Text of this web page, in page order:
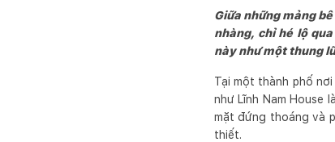
Giữa những mảng
nhàng, chỉ hé lộ
này như một thung
Tại một thành phố
như Lĩnh Nam House
mặt đứng thoáng và
thiết.